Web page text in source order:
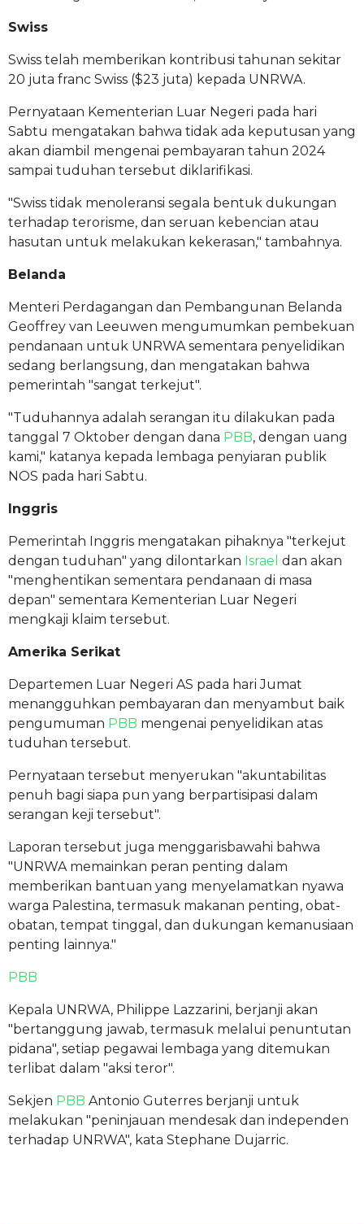
Swiss
Swiss telah memberikan kontribusi tahunan sekitar
20 juta franc Swiss ($23 juta) kepada UNRWA.
Pernyataan Kementerian Luar Negeri pada hari
Sabtu mengatakan bahwa tidak ada keputusan yang
akan diambil mengenai pembayaran tahun 2024
sampai tuduhan tersebut diklarifikasi.
"Swiss tidak menoleransi segala bentuk dukungan
terhadap terorisme, dan seruan kebencian atau
hasutan untuk melakukan kekerasan," tambahnya.
Belanda
Menteri Perdagangan dan Pembangunan Belanda
Geoffrey van Leeuwen mengumumkan pembekuan
pendanaan untuk UNRWA sementara penyelidikan
sedang berlangsung, dan mengatakan bahwa
pemerintah "sangat terkejut".
"Tuduhannya adalah serangan itu dilakukan pada
tanggal 7 Oktober dengan dana PBB, dengan uang
kami," katanya kepada lembaga penyiaran publik
NOS pada hari Sabtu.
Inggris
Pemerintah Inggris mengatakan pihaknya "terkejut
dengan tuduhan" yang dilontarkan Israel dan akan
"menghentikan sementara pendanaan di masa
depan" sementara Kementerian Luar Negeri
mengkaji klaim tersebut.
Amerika Serikat
Departemen Luar Negeri AS pada hari Jumat
menangguhkan pembayaran dan menyambut baik
pengumuman PBB mengenai penyelidikan atas
tuduhan tersebut.
Pernyataan tersebut menyerukan "akuntabilitas
penuh bagi siapa pun yang berpartisipasi dalam
serangan keji tersebut".
Laporan tersebut juga menggarisbawahi bahwa
"UNRWA memainkan peran penting dalam
memberikan bantuan yang menyelamatkan nyawa
warga Palestina, termasuk makanan penting, obat-
obatan, tempat tinggal, dan dukungan kemanusiaan
penting lainnya."
PBB
Kepala UNRWA, Philippe Lazzarini, berjanji akan
"bertanggung jawab, termasuk melalui penuntutan
pidana", setiap pegawai lembaga yang ditemukan
terlibat dalam "aksi teror".
Sekjen PBB Antonio Guterres berjanji untuk
melakukan "peninjauan mendesak dan independen
terhadap UNRWA", kata Stephane Dujarric.